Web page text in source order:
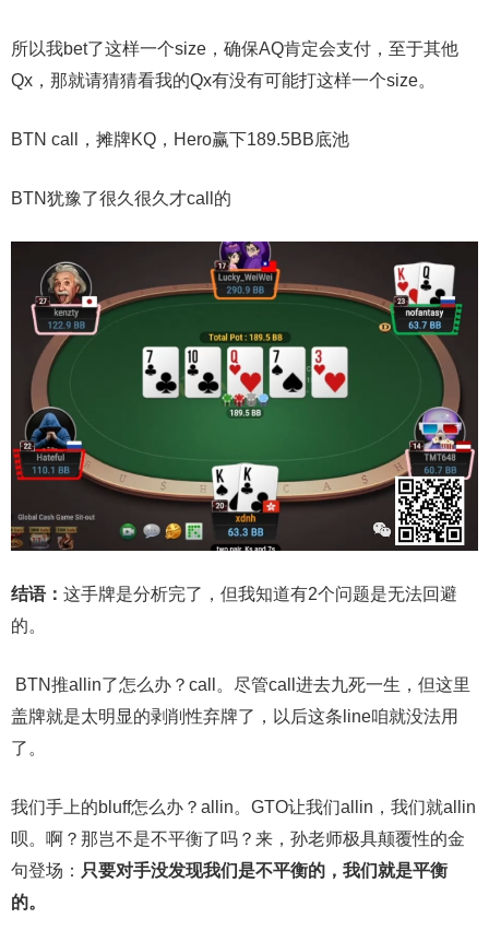
所以我bet了这样一个size，确保AQ肯定会支付，至于其他
Qx，那就请猜猜看我的Qx有没有可能打这样一个size。
BTN call，摊牌KQ，Hero赢下189.5BB底池
BTN犹豫了很久很久才call的
结语： 这手牌是分析完了，但我知道有2个问题是无法回避
的。
BTN推allin了怎么办？call。尽管call进去九死一生，但这里
盖牌就是太明显的剥削性弃牌了，以后这条line咱就没法用
了。
我们手上的bluff怎么办？allin。GTO让我们allin，我们就allin
呗。啊？那岂不是不平衡了吗？来，孙老师极具颠覆性的金
句登场： 只要对手没发现我们是不平衡的，我们就是平衡
的。